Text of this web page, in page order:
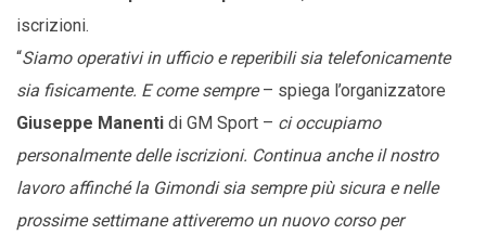
iscrizioni.
“Siamo operativi in ufficio e reperibili sia telefonicamente
sia fisicamente. E come sempre– spiega l’organizzatore
Giuseppe Manenti di GM Sport – ci occupiamo
personalmente delle iscrizioni. Continua anche il nostro
lavoro affinché la Gimondi sia sempre più sicura e nelle
prossime settimane attiveremo un nuovo corso per